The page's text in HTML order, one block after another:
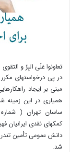
تعاونوا عَلَی البِرِّ و التقوی
در پی درخواستهای
مبنی بر ایجاد
کمکهای نقدی ایرانیان
دانش عمومی تأمین
شد.